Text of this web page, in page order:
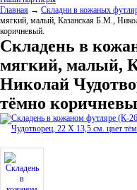
Главная → Складни в кожаных
мягкий, малый, Казанская Б.М.,
коричневый.
Складень в
мягкий, малый,
Николай
тёмно